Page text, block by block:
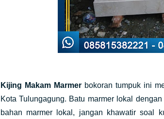
Kijing Makam Marmerbokoran tumpuk ini
Kota Tulungagung. Batu marmer lokal
bahan marmer lokal, jangan khawatir soal